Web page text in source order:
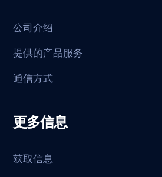
公司介绍
提供的产品服务
通信方式
更多信息
获取信息